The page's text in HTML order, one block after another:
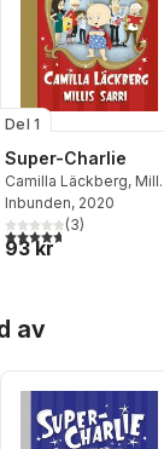
röster:
Del 1
Super-Charlie
Camilla Läckberg,
Sarri
Inbunden, 2020
4,7utav 5 stjärnor.
(3)
93 kr
av